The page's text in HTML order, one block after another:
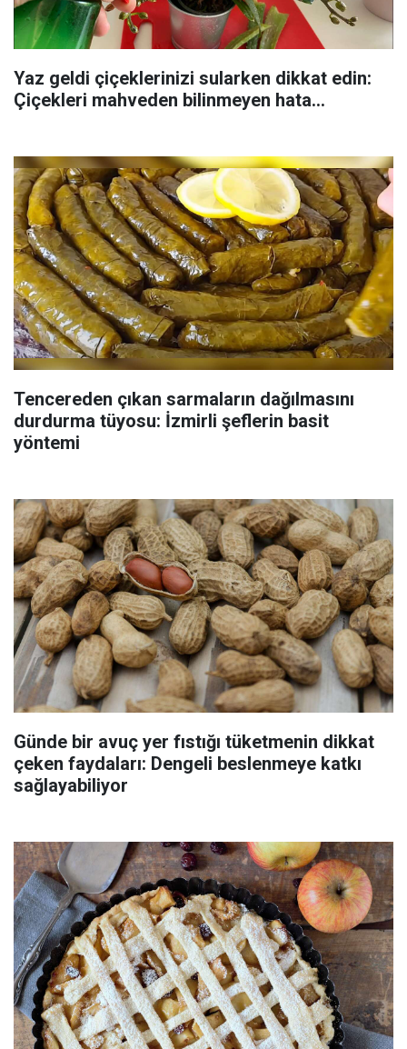
Yaz geldi çiçeklerinizi sularken dikkat edin:
Çiçekleri mahveden bilinmeyen hata...
Tencereden çıkan sarmaların dağılmasını
durdurma tüyosu: İzmirli şeflerin basit
yöntemi
Günde bir avuç yer fıstığı tüketmenin dikkat
çeken faydaları: Dengeli beslenmeye katkı
sağlayabiliyor